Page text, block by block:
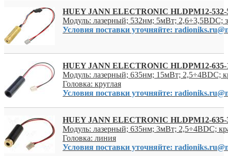
HUEY JANN ELECTRONIC HLDPM12-532-
Модуль: лазерный; 532нм; 5мВт; 2,6÷3,5ВDC;
Условия поставки уточняйте:
HUEY JANN ELECTRONIC HLDPM12-635-
Модуль: лазерный; 635нм; 15мВт; 2,5÷4ВDC;
Головка: круглая
Условия поставки уточняйте:
HUEY JANN ELECTRONIC HLDPM12-635-
Модуль: лазерный; 635нм; 3мВт; 2,5÷4ВDC;
Головка: линия
Условия поставки уточняйте: